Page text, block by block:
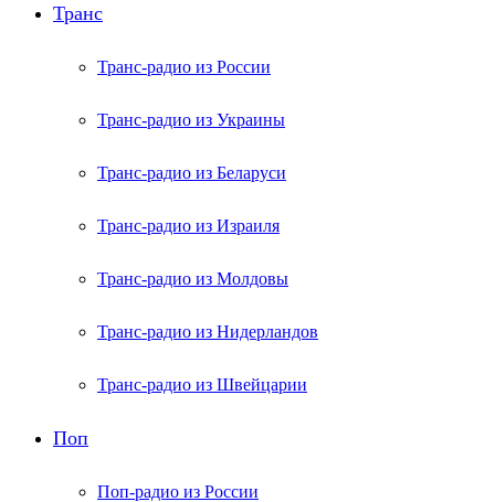
Транс
Транс-радио из России
Транс-радио из Украины
Транс-радио из Беларуси
Транс-радио из Израиля
Транс-радио из Молдовы
Транс-радио из Нидерландов
Транс-радио из Швейцарии
Поп
Поп-радио из России